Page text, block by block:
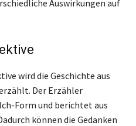
Auswirkungen auf
wird die Geschichte aus
Der Erzähler
Form und berichtet aus
können die Gedanken